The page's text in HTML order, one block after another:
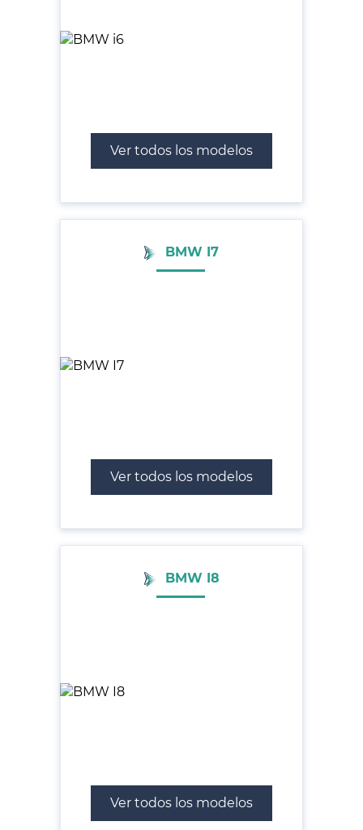
Ver todos los modelos
BMW I7
Ver todos los modelos
BMW I8
Ver todos los modelos